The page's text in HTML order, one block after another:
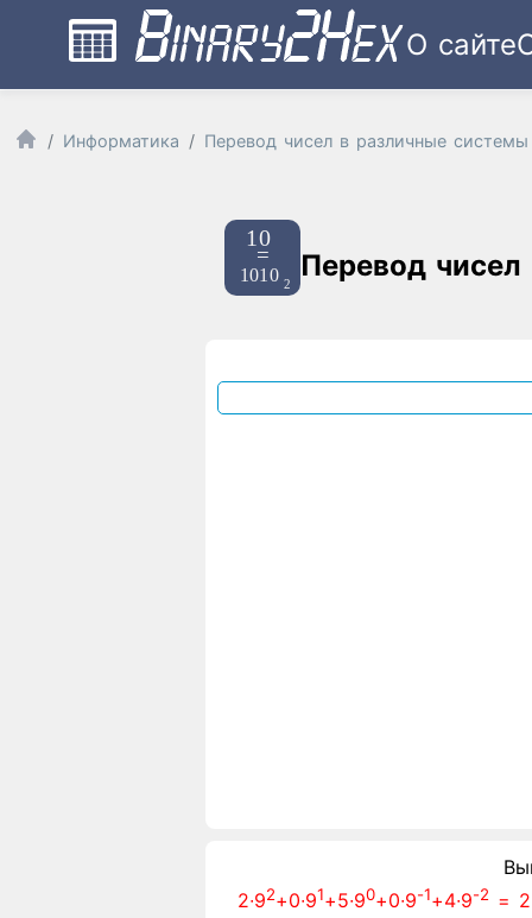
О сайте
Информатика Перевод чисел в различные системы
Перевод
2∙92+0∙91+5∙90+0∙9-1+4∙9-2 =